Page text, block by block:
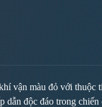
vận màu đỏ với thuộc
dẫn độc đáo trong